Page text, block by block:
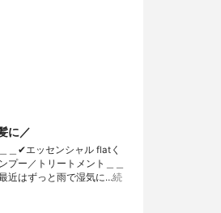
に／
＿✔︎エッセンシャル flatく
プー／トリートメント＿＿
近はずっと雨で湿気に…続